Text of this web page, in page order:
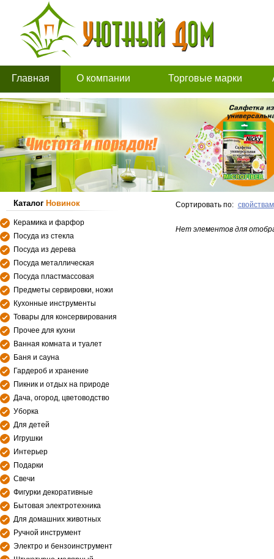
Главная О компании Торговые марки
Каталог Новинок
Керамика и фарфор
Посуда из стекла
Посуда из дерева
Посуда металлическая
Посуда пластмассовая
Предметы сервировки, ножи
Кухонные инструменты
Товары для консервирования
Прочее для кухни
Ванная комната и туалет
Баня и сауна
Гардероб и хранение
Пикник и отдых на природе
Дача, огород, цветоводство
Уборка
Для детей
Игрушки
Интерьер
Подарки
Свечи
Фигурки декоративные
Бытовая электротехника
Для домашних животных
Ручной инструмент
Электро и бензоинструмент
Сортировать по: свойствам
Нет элементов для